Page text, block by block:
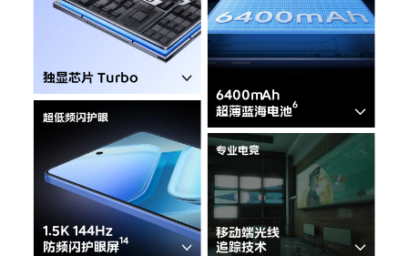
X200 Ultra
对比X机型
S20 Pro S20
全部S机型 对比S机型
Y50 5G Y50m 5G
全部Y机型 对比Y机型
iQOO Neo11 iQOO 15
iQOO Pad6 Pro iQOO TWS 5e
独显芯片 Turbo
6400mAh
超薄蓝海电池
超低频闪护眼
1.5K 144Hz
防频闪护眼屏
专业电竞
移动端光线
追踪技术